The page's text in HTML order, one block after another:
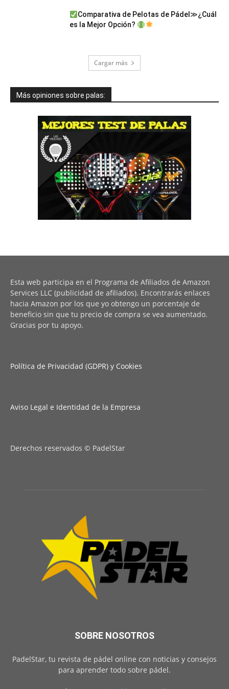
Comparativa de Pelotas de Pádel≫¿Cuál
es la Mejor Opción?
Cargar más
Más opiniones sobre palas:
Esta web participa en el Programa de Afiliados de Amazon
Services LLC (publicidad de afiliados). Encontrarás enlaces
hacia Amazon por los que yo obtengo un porcentaje de
beneficio sin que tu precio de compra se vea aumentado.
Gracias por tu apoyo.
Política de Privacidad (GDPR) y Cookies
Aviso Legal e Identidad de la Empresa
Derechos reservados © PadelStar
SOBRE NOSOTROS
PadelStar, tu revista de pádel online con noticias y consejos
para aprender todo sobre pádel.